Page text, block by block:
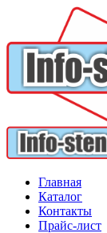
Главная
Каталог
Контакты
Прайс-лист